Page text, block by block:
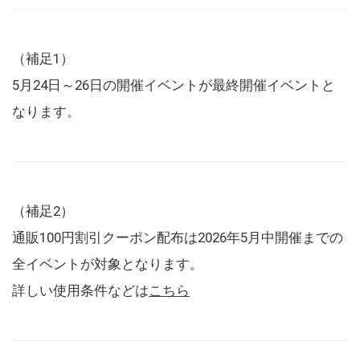
（補足1）
5月24日～26日の開催イベントが最終開催イベントと
なります。
（補足2）
通販100円割引クーポン配布は2026年5月中開催までの
全イベントが対象となります。
詳しい使用条件などはこちら